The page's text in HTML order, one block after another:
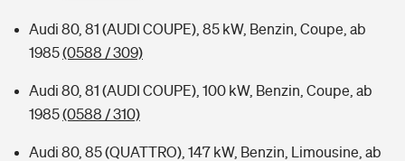
Audi 80, 81 (AUDI COUPE), 85 kW, Benzin, Coupe, ab
1985(0588 / 309)
Audi 80, 81 (AUDI COUPE), 100 kW, Benzin, Coupe, ab
1985(0588 / 310)
Audi 80, 85 (QUATTRO), 147 kW, Benzin, Limousine, ab